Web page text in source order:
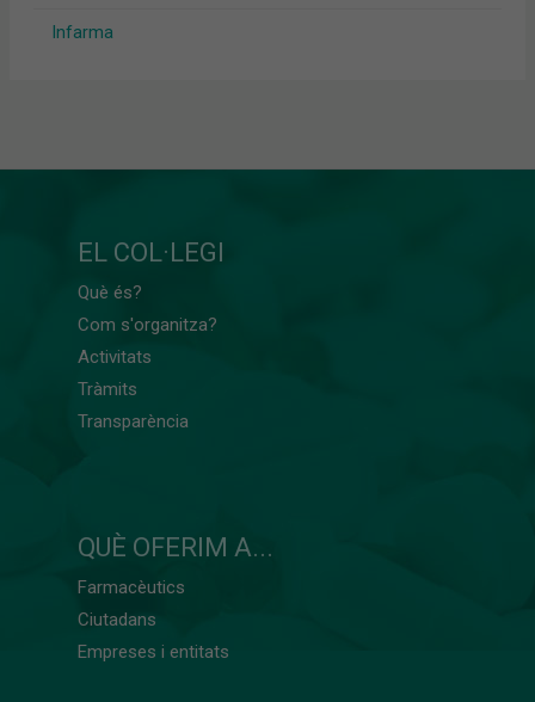
Infarma
EL COL·LEGI
Què és?
Com s'organitza?
Activitats
Tràmits
Transparència
QUÈ OFERIM A...
Farmacèutics
Ciutadans
Empreses i entitats